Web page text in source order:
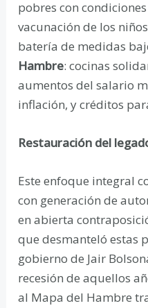
pobres con
vacunación de los
batería de medidas
Hambre: cocinas
aumentos del salario
inflación, y créditos
Restauración del
Este enfoque integral
con generación de
en abierta
que desmanteló estas
gobierno de Jair
recesión de aquellos
al Mapa del Hambre